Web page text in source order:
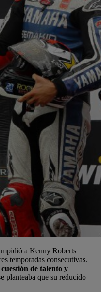
a Kenny Roberts
temporadas consecutivas.
cuestión de talento y
planteaba que su reducido